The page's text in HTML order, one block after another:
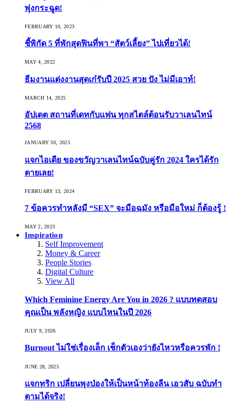
พุ่งกระฉูด!
FEBRUARY 10, 2023
ชี้พิกัด 5 ที่พักสุดฟินที่พา “สัตว์เลี้ยง” ไปเที่ยวได้!
MAY 4, 2022
ธีมงานแต่งงานสุดเก๋รับปี 2025 สวย ปัง ไม่มีเอาท์!
MARCH 14, 2025
อัปเดต สถานที่เดทกับแฟน ทุกสไตล์ต้อนรับวาเลนไทน์
2568
JANUARY 30, 2025
แจกไอเดีย ของขวัญวาเลนไทน์ฉบับคู่รัก 2024 ใครได้รัก
ตายเลย!
FEBRUARY 13, 2024
7 ข้อควรทำหลังมี “SEX” จะมือฉมัง หรือมือใหม่ ก็ต้องรู้ !
MAY 2, 2023
Inspiration
Self Improvement
Money & Career
People Stories
Digital Culture
View All
Which Feminine Energy Are You in 2026 ? แบบทดสอบ
คุณเป็น พลังหญิง แบบไหนในปี 2026
JULY 9, 2026
Burnout ไม่ใช่เรื่องเล็ก เช็กตัวเองว่ายังไหวหรือควรพัก !
JUNE 28, 2025
แจกทริก เปลี่ยนพุงป่องให้เป็นหน้าท้องลีน เอวสับ ฉบับทำ
ตามได้จริง!